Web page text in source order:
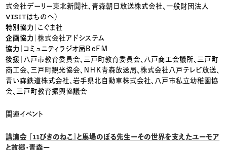
式会社デーリー東北新聞社、青森朝日放送株式会社、一般財団法人
VISITはちのへ）
特別協力 ｜こぐま社
企画協力 ｜株式会社アドシステム
協力 ｜コミュニティラジオ局ＢｅＦＭ
後援 ｜八戸市教育委員会、三戸町教育委員会、八戸商工会議所、三戸町
商工会、三戸町観光協会、ＮＨＫ青森放送局、株式会社八戸テレビ放送、
青い森鉄道株式会社、岩手県北自動車株式会社、八戸市私立幼稚園協
会、三戸町教育振興協議会
関連イベント
講演会 『11ぴきのねこ』と馬場のぼる先生ーその世界を支えたユーモア
と故郷・青森ー